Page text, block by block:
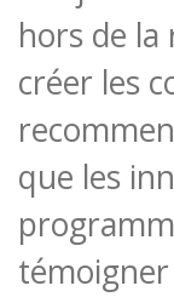
hors de la
créer les
que les